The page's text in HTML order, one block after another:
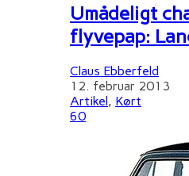
Umådeligt
flyvepap:
Claus Ebberfeld
12. februar 2013
Artikel, Kørt
60